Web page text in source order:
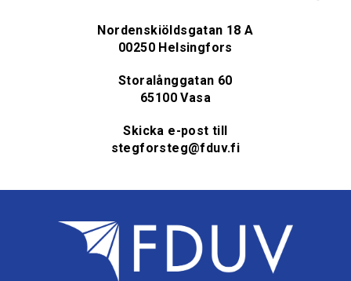
Nordenskiöldsgatan 18 A
00250 Helsingfors
Storalånggatan 60
65100 Vasa
Skicka e-post till
stegforsteg@fduv.fi